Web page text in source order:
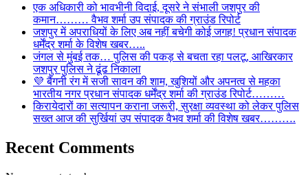
एक अधिकारी को भावभीनी विदाई, दूसरे ने संभाली जशपुर की
कमान……… वैभव शर्मा उप संपादक की ग्राउंड रिपोर्ट
जशपुर में अपराधियों के लिए अब नहीं बचेगी कोई जगह! प्रधान संपादक
धर्मेंद्र शर्मा के विशेष खबर…..
जंगल से मुंबई तक… पुलिस की पकड़ से बचता रहा पलटू, आखिरकार
जशपुर पुलिस ने ढूंढ निकाला
💜 बैंगनी रंग में सजी सावन की शाम, खुशियों और अपनत्व से महका
भारतीय नगर प्रधान संपादक धर्मेंद्र शर्मा की ग्राउंड रिपोर्ट………
किरायेदारों का सत्यापन कराना जरूरी, सुरक्षा व्यवस्था को लेकर पुलिस
सख्त आज की सुर्खियां उप संपादक वैभव शर्मा की विशेष खबर……….
Recent Comments